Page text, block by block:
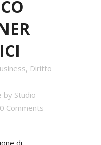
, Diritto
by Studio
0 Comments
di